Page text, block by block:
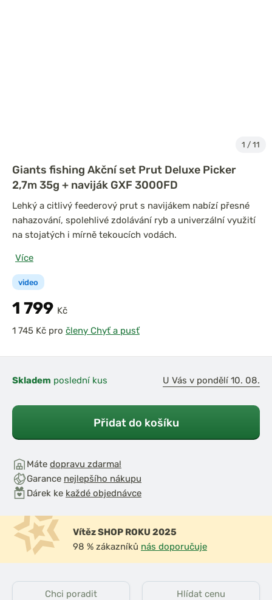
1 / 11
Giants fishing Akční set Prut Deluxe Picker
2,7m 35g + naviják GXF 3000FD
video
Lehký a citlivý feederový prut s navijákem nabízí přesné
nahazování, spolehlivé zdolávání ryb a univerzální využití
na stojatých i mírně tekoucích vodách.
Více
1 799 Kč
pro členy Chyť a pusť
Skladem poslední kus U Vás v pondělí 10. 08.
Přidat do košíku
Máte dopravu zdarma!
Garance nejlepšího nákupu
Dárek ke každé objednávce
Vítěz SHOP ROKU 2025
98 % zákazníků nás doporučuje
Chci poradit Hlídat cenu